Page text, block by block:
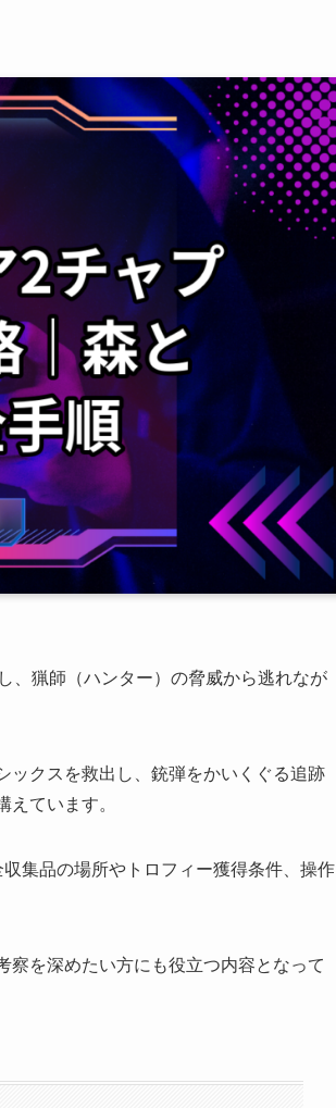
、猟師（ハンター）の脅威から逃れなが
ックスを救出し、銃弾をかいくぐる追跡
ています。
集品の場所やトロフィー獲得条件、操作
察を深めたい方にも役立つ内容となって